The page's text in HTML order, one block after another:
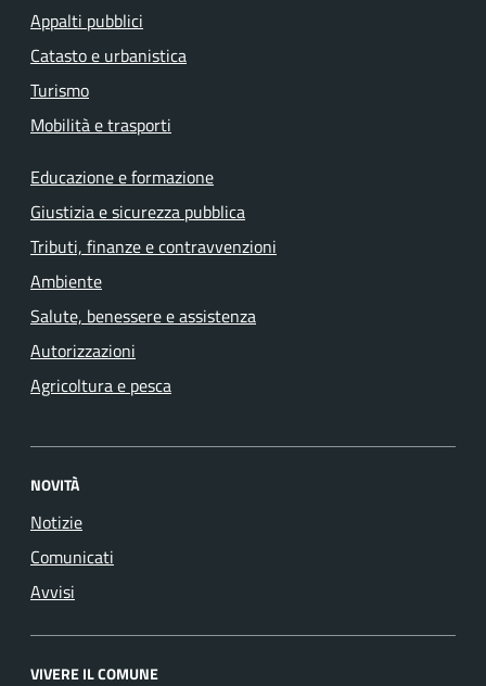
Appalti pubblici
Catasto e urbanistica
Turismo
Mobilità e trasporti
Educazione e formazione
Giustizia e sicurezza pubblica
Tributi, finanze e contravvenzioni
Ambiente
Salute, benessere e assistenza
Autorizzazioni
Agricoltura e pesca
NOVITÀ
Notizie
Comunicati
Avvisi
VIVERE IL COMUNE